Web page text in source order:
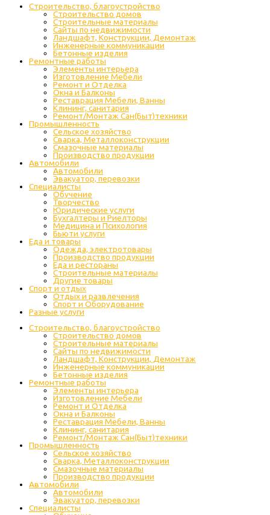
Строительство, благоустройство
Строительство домов
Строительные материалы
Сайты по недвижимости
Ландшафт, Конструкции, Демонтаж
Инженерные коммуникации
Бетонные изделия
Ремонтные работы
Элементы интерьера
Изготовление Мебели
Ремонт и Отделка
Окна и Балконы
Реставрация Мебели, Ванны
Клининг, санитария
Ремонт/Монтаж Сан(Быт)техники
Промышленность
Cельское хозяйство
Сварка, Металлоконструкции
Cмазочные материалы
Производство продукции
Автомобили
Автомобили
Эвакуатор, перевозки
Специалисты
Обучение
Творчество
Юридические услуги
Бухгалтеры и Риелторы
Медицина и Психология
Бьюти услуги
Еда и товары
Одежда, электротовары
Производство продукции
Еда и рестораны
Строительные материалы
Другие товары
Спорт и отдых
Отдых и развлечения
Спорт и Оборудование
Разные услуги
Строительство, благоустройство
Строительство домов
Строительные материалы
Сайты по недвижимости
Ландшафт, Конструкции, Демонтаж
Инженерные коммуникации
Бетонные изделия
Ремонтные работы
Элементы интерьера
Изготовление Мебели
Ремонт и Отделка
Окна и Балконы
Реставрация Мебели, Ванны
Клининг, санитария
Ремонт/Монтаж Сан(Быт)техники
Промышленность
Cельское хозяйство
Сварка, Металлоконструкции
Cмазочные материалы
Производство продукции
Автомобили
Автомобили
Эвакуатор, перевозки
Специалисты